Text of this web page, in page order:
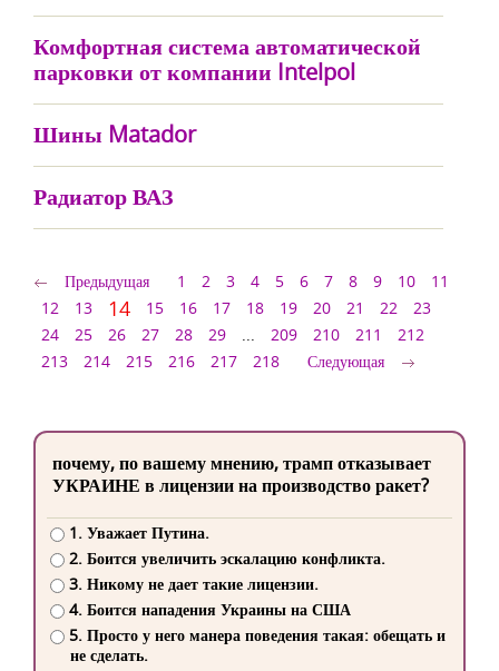
Комфортная система автоматической
парковки от компании Intelpol
Шины Matador
Радиатор ВАЗ
Предыдущая 1 2 3 4 5 6 7 8 9 10
11
12
13 14 15 16 17 18 19 20 21 22
23
24
25 26 27 28 29 ... 209 210 211
212
213
214 215 216 217 218 Следующая
почему, по вашему мнению, трамп отказывает
УКРАИНЕ в лицензии на производство ракет?
1. Уважает Путина.
2. Боится увеличить эскалацию конфликта.
3. Никому не дает такие лицензии.
4. Боится нападения Украины на США
5. Просто у него манера поведения такая: обещать и
не сделать.